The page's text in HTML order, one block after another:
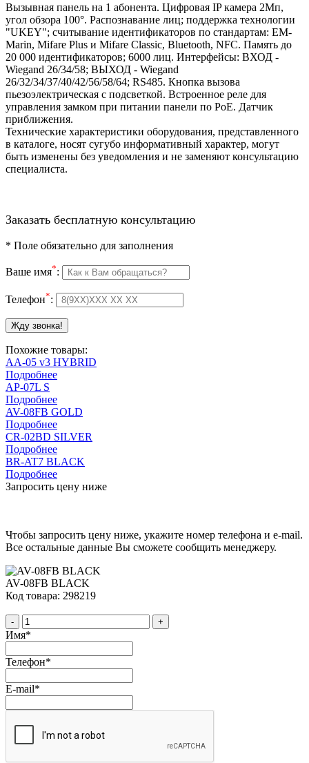
Вызывная панель на 1 абонента. Цифровая IP камера 2Мп,
угол обзора 100°. Распознавание лиц; поддержка технологии
"UKEY"; считывание идентификаторов по стандартам: EM-
Marin, Mifare Plus и Mifare Classic, Bluetooth, NFC. Память до
20 000 идентификаторов; 6000 лиц. Интерфейсы: ВХОД -
Wiegand 26/34/58; ВЫХОД - Wiegand
26/32/34/37/40/42/56/58/64; RS485. Кнопка вызова
пьезоэлектрическая с подсветкой. Встроенное реле для
управления замком при питании панели по PoE. Датчик
приближения.
Технические характеристики оборудования, представленного
в каталоге, носят сугубо информативный характер, могут
быть изменены без уведомления и не заменяют консультацию
специалиста.
Заказать бесплатную консультацию
* Поле обязательно для заполнения
Ваше имя*:
Телефон*:
Похожие товары:
AA-05 v3 HYBRID
Подробнее
AP-07L S
Подробнее
AV-08FB GOLD
Подробнее
CR-02BD SILVER
Подробнее
BR-AT7 BLACK
Подробнее
Запросить цену ниже
Чтобы запросить цену ниже, укажите номер телефона и e-mail.
Все остальные данные Вы сможете сообщить менеджеру.
AV-08FB BLACK
Код товара: 298219
- +
Имя*
Телефон*
E-mail*